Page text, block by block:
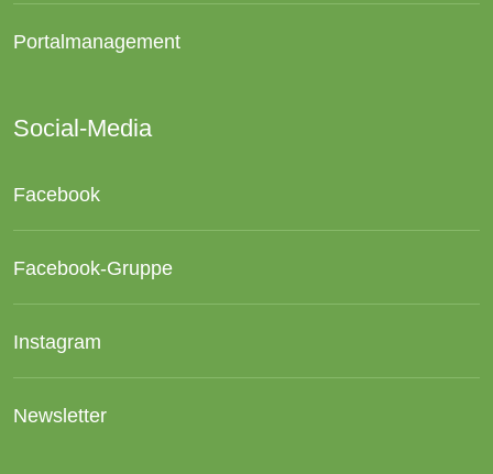
Portalmanagement
Social-Media
Facebook
Facebook-Gruppe
Instagram
Newsletter